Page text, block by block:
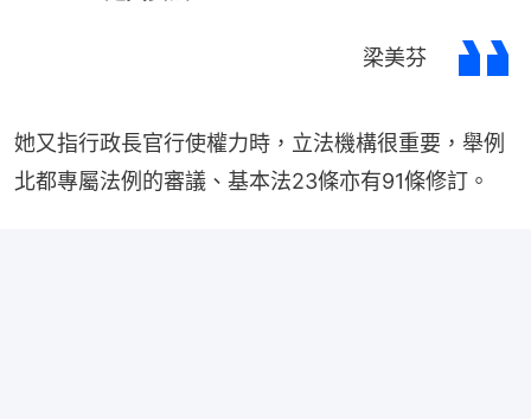
梁美芬
她又指行政長官行使權力時，立法機構很重要，舉例
北都專屬法例的審議、基本法23條亦有91條修訂。